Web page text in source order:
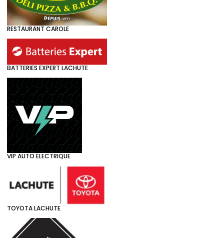
RESTAURANT CAROLE
BATTERIES EXPERT LACHUTE
VIP AUTO ÉLECTRIQUE
TOYOTA LACHUTE